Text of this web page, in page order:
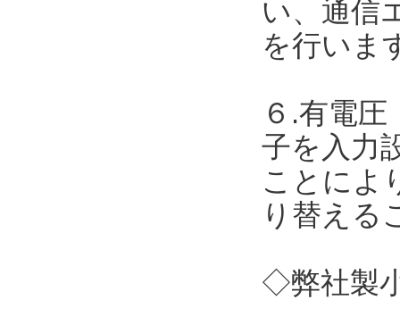
い、通信
を行いま
６.有電
子を入力
ことによ
り替える
◇弊社製